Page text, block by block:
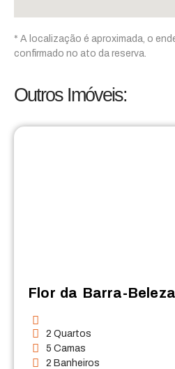
* A localização é aproximada, o
confirmado no ato da reserva.
Outros Imóveis:
Flor da Barra-
2 Quartos
5 Camas
2 Banheiros